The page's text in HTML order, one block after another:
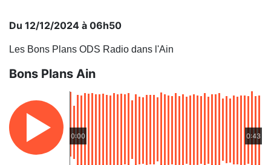
Du 12/12/2024 à 06h50
Les Bons Plans ODS Radio dans l'Ain
Bons Plans Ain
0:00 0:43